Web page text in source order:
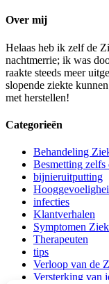
Over mij
Helaas heb ik zelf de
nachtmerrie; ik was
raakte steeds meer
slopende ziekte
met herstellen!
Categorieën
Behandeling
Besmetting
bijnieruitputting
infecties
Klantverhalen
Symptomen
Therapeuten
tips
Verloop van de
Versterking van